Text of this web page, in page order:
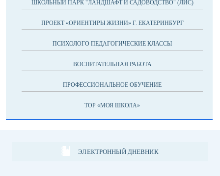
ШКОЛЬНЫЙ ПАРК "ЛАНДШАФТ И САДОВОДСТВО" (ЛИС)
ПРОЕКТ «ОРИЕНТИРЫ ЖИЗНИ» Г. ЕКАТЕРИНБУРГ
ПСИХОЛОГО ПЕДАГОГИЧЕСКИЕ КЛАССЫ
ВОСПИТАТЕЛЬНАЯ РАБОТА
ПРОФЕССИОНАЛЬНОЕ ОБУЧЕНИЕ
ТОР «МОЯ ШКОЛА»
ЭЛЕКТРОННЫЙ ДНЕВНИК